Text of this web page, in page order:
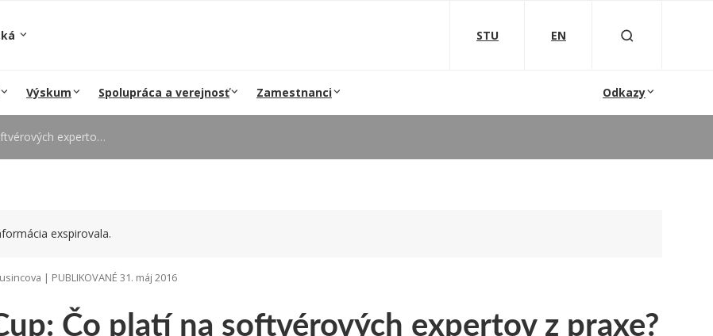
STU EN
Výskum Spolupráca a verejnosť Zamestnanci Odkazy
expertov z praxe?
Čo platí na softvérových expertov z praxe?
exspirovala.
| PUBLIKOVANÉ 31. máj 2016